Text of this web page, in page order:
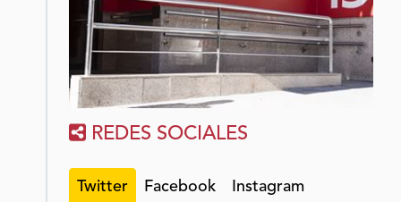
REDES SOCIALES
Twitter Facebook Instagram